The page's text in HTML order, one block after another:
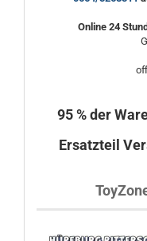
Online 24
95 % der
Ersatzteil